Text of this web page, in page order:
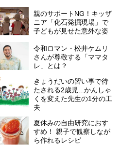
親のサポートNG！キッザ
ニア「化石発掘現場」で
子どもが見せた意外な姿
令和ロマン・松井ケムリ
さんが尊敬する「ママタ
レ」とは？
きょうだいの習い事で待
たされる2歳児...かんしゃ
くを変えた先生の1分の工
夫
夏休みの自由研究におす
すめ！ 親子で観察しなが
ら作れるレシピ